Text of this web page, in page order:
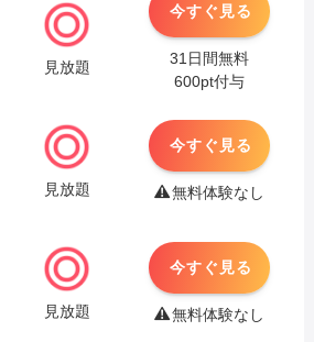
見放題
今すぐ見る
31日間無料
600pt付与
見放題
今すぐ見る
無料体験なし
見放題
今すぐ見る
無料体験なし